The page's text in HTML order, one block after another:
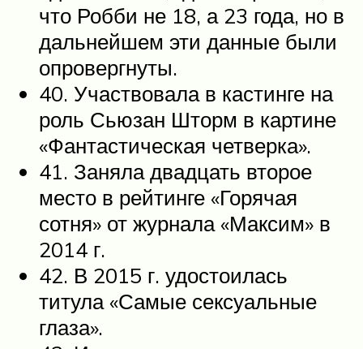
что Робби не 18, а 23 года, но в
дальнейшем эти данные были
опровергнуты.
40. Участвовала в кастинге на
роль Сьюзан Шторм в картине
«Фантастическая четверка».
41. Заняла двадцать второе
место в рейтинге «Горячая
сотня» от журнала «Максим» в
2014 г.
42. В 2015 г. удостоилась
титула «Самые сексуальные
глаза».